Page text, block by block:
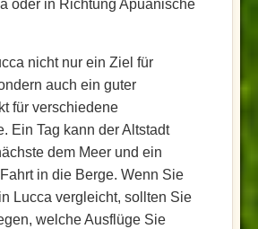
oder in Richtung Apuanische
nicht nur ein Ziel für
auch ein guter
für verschiedene
Ein Tag kann der Altstadt
dem Meer und ein
in die Berge. Wenn Sie
Lucca vergleicht, sollten Sie
welche Ausflüge Sie